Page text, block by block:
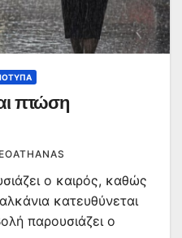
πτώση
ο καιρός, καθώς
κατευθύνεται
παρουσιάζει ο